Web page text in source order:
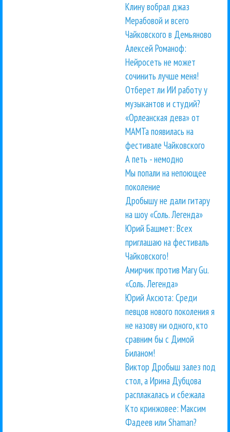
Клину вобрал джаз
Мерабовой и всего
Чайковского в Демьяново
Алексей Романоф:
Нейросеть не может
сочинить лучше меня!
Отберет ли ИИ работу у
музыкантов и студий?
«Орлеанская дева» от
МАМТа появилась на
фестивале Чайковского
А петь - немодно
Мы попали на непоющее
поколение
Дробышу не дали гитару
на шоу «Соль. Легенда»
Юрий Башмет: Всех
приглашаю на фестиваль
Чайковского!
Амирчик против Mary Gu.
«Соль. Легенда»
Юрий Аксюта: Среди
певцов нового поколения я
не назову ни одного, кто
сравним бы с Димой
Биланом!
Виктор Дробыш залез под
стол, а Ирина Дубцова
расплакалась и сбежала
Кто кринжовее: Максим
Фадеев или Shaman?